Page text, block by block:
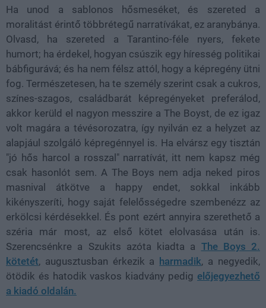
Ha unod a sablonos hősmeséket, és szereted a
moralitást érintő többrétegű narratívákat, ez aranybánya.
Olvasd, ha szereted a Tarantino-féle nyers, fekete
humort; ha érdekel, hogyan csúszik egy híresség politikai
bábfigurává; és ha nem félsz attól, hogy a képregény ütni
fog. Természetesen, ha te személy szerint csak a cukros,
színes-szagos, családbarát képregényeket preferálod,
akkor kerüld el nagyon messzire a The Boyst, de ez igaz
volt magára a tévésorozatra, így nyilván ez a helyzet az
alapjául szolgáló képregénnyel is. Ha elvársz egy tisztán
"jó hős harcol a rosszal" narratívát, itt nem kapsz még
csak hasonlót sem. A The Boys nem adja neked piros
masnival átkötve a happy endet, sokkal inkább
kikényszeríti, hogy saját felelősségedre szembenézz az
erkölcsi kérdésekkel. És pont ezért annyira szerethető a
széria már most, az első kötet elolvasása után is.
Szerencsénkre a Szukits azóta kiadta a The Boys 2.
kötetét, augusztusban érkezik a harmadik, a negyedik,
ötödik és hatodik vaskos kiadvány pedig előjegyezhető
a kiadó oldalán.